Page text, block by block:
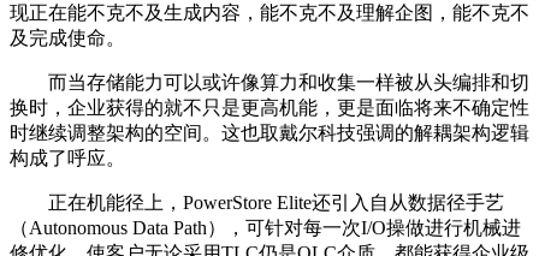
现正在能不克不及生成内容，能不克不及理解企图，能不克不
及完成使命。
而当存储能力可以或许像算力和收集一样被从头编排和切
换时，企业获得的就不只是更高机能，更是面临将来不确定性
时继续调整架构的空间。这也取戴尔科技强调的解耦架构逻辑
构成了呼应。
正在机能径上，PowerStore Elite还引入自从数据径手艺
（Autonomous Data Path），可针对每一次I/O操做进行机械进